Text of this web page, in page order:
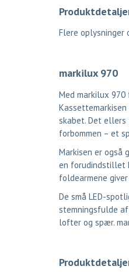
Flere oplysninger
markilux 970
Med markilux
skabet. Det
forbommen – et
Markisen er også
en forudindstillet
foldearmene
De små LED-
stemningsfulde
lofter og spær.